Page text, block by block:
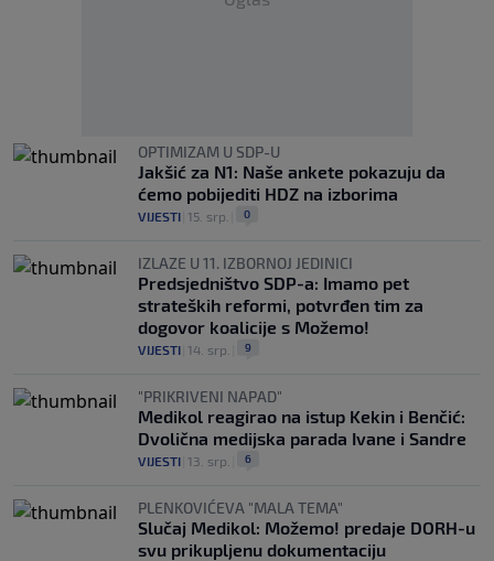
OPTIMIZAM U SDP-U
Jakšić za N1: Naše ankete pokazuju da
ćemo pobijediti HDZ na izborima
VIJESTI 15. srp. 0
IZLAZE U 11. IZBORNOJ JEDINICI
Predsjedništvo SDP-a: Imamo pet
strateških reformi, potvrđen tim za
dogovor koalicije s Možemo!
VIJESTI 14. srp. 9
"PRIKRIVENI NAPAD"
Medikol reagirao na istup Kekin i Benčić:
Dvolična medijska parada Ivane i Sandre
VIJESTI 13. srp. 6
PLENKOVIĆEVA "MALA TEMA"
Slučaj Medikol: Možemo! predaje DORH-u
svu prikupljenu dokumentaciju